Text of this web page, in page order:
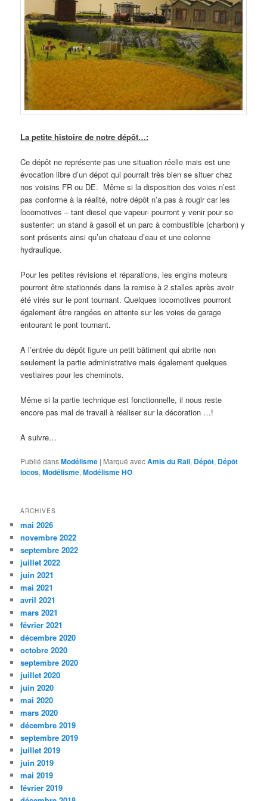
La petite histoire de notre dépôt…:
Ce dépôt ne représente pas une situation réelle mais est une
évocation libre d’un dépot qui pourrait très bien se situer chez
nos voisins FR ou DE. Même si la disposition des voies n’est
pas conforme à la réalité, notre dépôt n’a pas à rougir car les
locomotives – tant diesel que vapeur- pourront y venir pour se
sustenter: un stand à gasoil et un parc à combustible (charbon) y
sont présents ainsi qu’un chateau d’eau et une colonne
hydraulique.
Pour les petites révisions et réparations, les engins moteurs
pourront être stationnés dans la remise à 2 stalles après avoir
été virés sur le pont tournant. Quelques locomotives pourront
également être rangées en attente sur les voies de garage
entourant le pont tournant.
A l’entrée du dépôt figure un petit bâtiment qui abrite non
seulement la partie administrative mais également quelques
vestiaires pour les cheminots.
Même si la partie technique est fonctionnelle, il nous reste
encore pas mal de travail à réaliser sur la décoration …!
A suivre…
Publié dansModélisme | Marqué avecAmis du Rail, Dépôt, Dépôt
locos,Modélisme,Modélisme HO
ARCHIVES
mai 2026
novembre 2022
septembre 2022
juillet 2022
juin 2021
mai 2021
avril 2021
mars 2021
février 2021
décembre 2020
octobre 2020
septembre 2020
juillet 2020
juin 2020
mai 2020
mars 2020
décembre 2019
septembre 2019
juillet 2019
juin 2019
mai 2019
février 2019